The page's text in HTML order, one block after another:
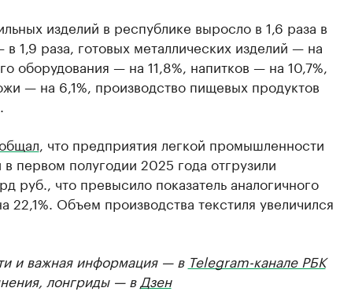
изделий в республике выросло в 1,6 раза в
1,9 раза, готовых металлических изделий — на
оборудования — на 11,8%, напитков — на 10,7%,
— на 6,1%, производство пищевых продуктов
, что предприятия легкой промышленности
первом полугодии 2025 года отгрузили
руб., что превысило показатель аналогичного
22,1%. Объем производства текстиля увеличился
и важная информация — в Telegram-канале РБК
лонгриды — в Дзен